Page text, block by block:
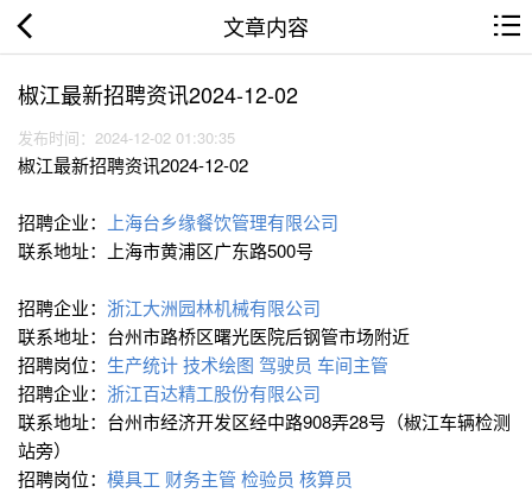
文章内容
椒江最新招聘资讯2024-12-02
发布时间：2024-12-02 01:30:35
椒江最新招聘资讯2024-12-02
招聘企业：
上海台乡缘餐饮管理有限公司
联系地址：上海市黄浦区广东路500号
招聘企业： 浙江大洲园林机械有限公司
联系地址：台州市路桥区曙光医院后钢管市场附近
招聘岗位： 生产统计技术绘图 驾驶员 车间主管
招聘企业： 浙江百达精工股份有限公司
联系地址：台州市经济开发区经中路908弄28号（椒江车辆检测
站旁）
招聘岗位： 模具工 财务主管 检验员 核算员